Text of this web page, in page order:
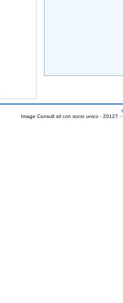
Image Consult srl con socio unico - 20127